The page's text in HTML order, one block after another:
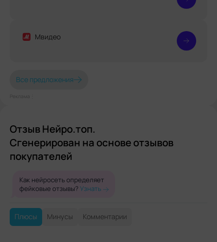
Мвидео
Все предложения
Реклама⋮
Отзыв Нейро.топ.
Сгенерирован на основе отзывов
покупателей
Как нейросеть определяет
фейковые отзывы? Узнать
Плюсы Минусы Комментарии